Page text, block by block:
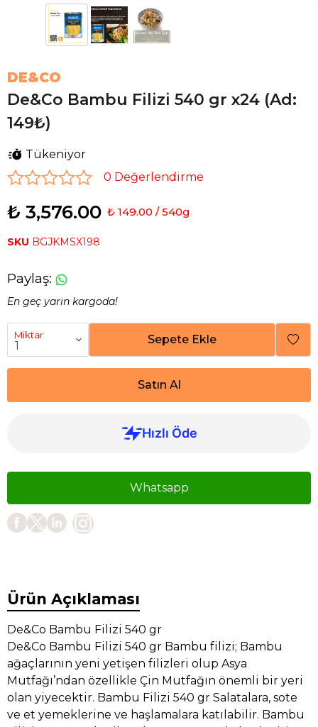
DE&CO
De&Co Bambu Filizi 540 gr x24 (Ad:
149₺)
Tükeniyor
0 Değerlendirme
₺ 3,576.00 ₺ 149.00 / 540g
SKU BGJKMSX198
Paylaş:
En geç yarın kargoda!
Miktar Sepete Ekle
Satın Al
Whatsapp
Ürün Açıklaması
De&Co Bambu Filizi 540 gr
De&Co Bambu Filizi 540 gr Bambu filizi; Bambu
ağaçlarının yeni yetişen filizleri olup Asya
Mutfağı’ndan özellikle Çin Mutfağın önemli bir yeri
olan yiyecektir. Bambu Filizi 540 gr Salatalara, sote
ve et yemeklerine ve haşlamalara katılabilir. Bambu